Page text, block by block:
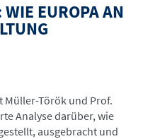
EUROPA AN
Müller-Török und Prof.
Analyse darüber, wie
ausgebracht und